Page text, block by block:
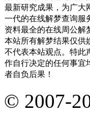
最新研究成果，为广大
一代的在线解梦查询服
资料最全的在线周公解
本站所有解梦结果仅供
不代表本站观点。特此
作自行决定的任何事宜
者自负后果！
© 2007-